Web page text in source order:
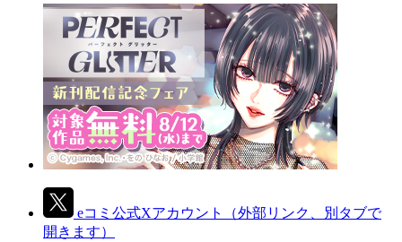
eコミ公式Xアカウント
（外部リンク、別タブで
開きます）